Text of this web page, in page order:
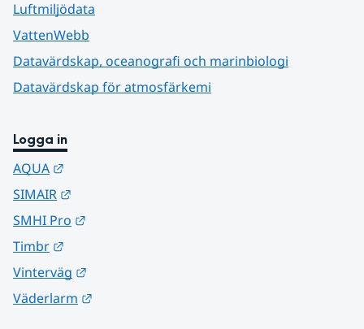
Luftmiljödata
VattenWebb
Datavärdskap, oceanografi och marinbiologi
Datavärdskap för atmosfärkemi
Logga in
AQUA
SIMAIR
SMHI Pro
Timbr
Vinterväg
Väderlarm